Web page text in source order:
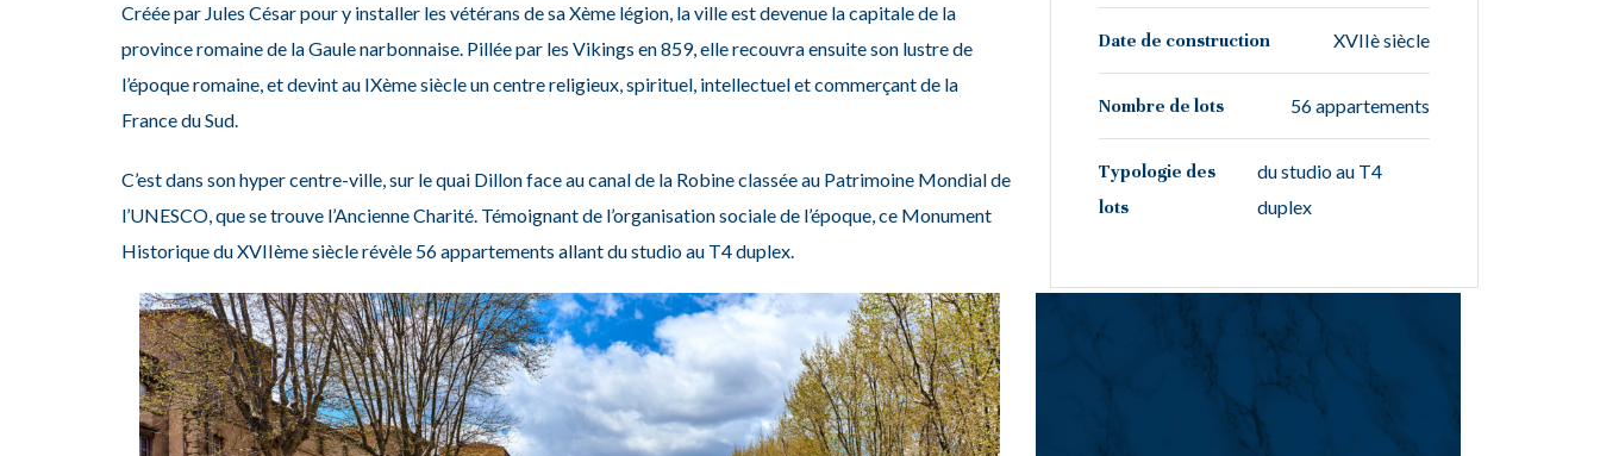
Créée par Jules César pour y installer les vétérans de sa Xème légion, la ville est devenue la capitale de la
province romaine de la Gaule narbonnaise. Pillée par les Vikings en 859, elle recouvra ensuite son lustre de
l’époque romaine, et devintau IXèmesiècle un centre religieux, spirituel, intellectuel et commerçant de la
France du Sud.
C’est dans son hyper centre-ville, sur le quai Dillon face au canal de la Robine classée au Patrimoine Mondial de
l’UNESCO, que se trouve l’Ancienne Charité. Témoignant de l’organisation socialede l’époque, ce Monument
Historique du XVIIèmesiècle révèle 56 appartements allant du studio au T4 duplex.
Date de construction XVIIè siècle
Nombre de lots 56 appartements
Typologie des
lots
du studio au T4
duplex